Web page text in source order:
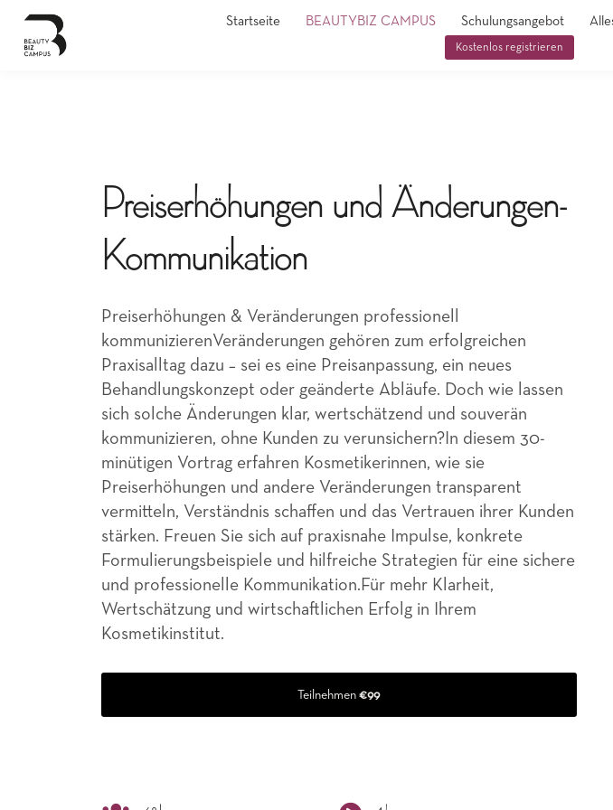
Startseite BEAUTYBIZ CAMPUS Schulungsangebot
Kostenlos registrieren
Preiserhöhungen und Änderungen-
Kommunikation
Preiserhöhungen & Veränderungen professionell
kommunizierenVeränderungen gehören zum erfolgreichen
Praxisalltag dazu – sei es eine Preisanpassung, ein neues
Behandlungskonzept oder geänderte Abläufe. Doch wie lassen
sich solche Änderungen klar, wertschätzend und souverän
kommunizieren, ohne Kunden zu verunsichern?In diesem 30-
minütigen Vortrag erfahren Kosmetikerinnen, wie sie
Preiserhöhungen und andere Veränderungen transparent
vermitteln, Verständnis schaffen und das Vertrauen ihrer Kunden
stärken. Freuen Sie sich auf praxisnahe Impulse, konkrete
Formulierungsbeispiele und hilfreiche Strategien für eine sichere
und professionelle Kommunikation.Für mehr Klarheit,
Wertschätzung und wirtschaftlichen Erfolg in Ihrem
Kosmetikinstitut.
Teilnehmen €99